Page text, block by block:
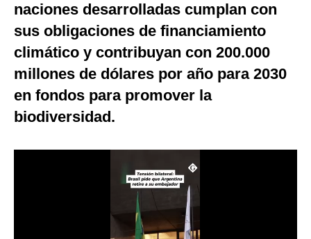
España
Internacional
Club del Suscriptor
naciones desarrolladas cumplan con
sus obligaciones de financiamiento
climático y contribuyan con 200.000
millones de dólares por año para 2030
en fondos para promover la
biodiversidad.